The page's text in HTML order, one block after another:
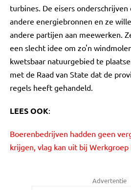
turbines. De eisers
andere energiebronnen en ze
andere partijen aan meewerken.
een slecht idee om zo'n
kwetsbaar natuurgebied te
met de Raad van State dat de
regels heeft gehandeld.
LEES OOK:
Boerenbedrijven hadden geen
krijgen, vlag kan uit bij Werkgroep
Advertentie